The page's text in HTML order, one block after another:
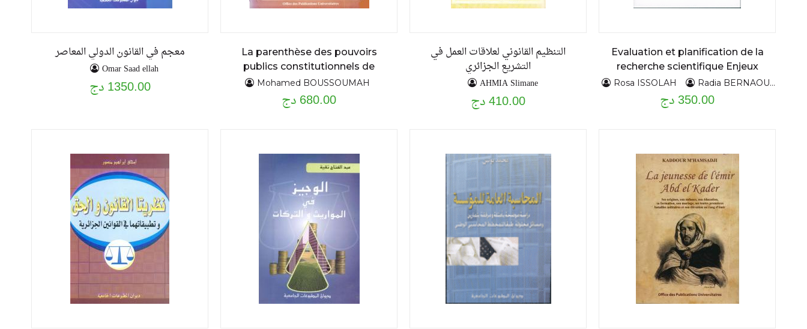
Evaluation et planification de la
recherche scientifique Enjeux
et méthodes
Rosa ISSOLAH Radia BERNAOUI
350.00 دج
التنظيم القانوني لعلاقات العمل في
التشريع الجزائري
AHMIA Slimane
410.00 دج
La parenthèse des pouvoirs
publics constitutionnels de
1992 à 1998
Mohamed BOUSSOUMAH
680.00 دج
معجم في القانون الدولي المعاصر
Omar Saad ellah
1350.00 دج